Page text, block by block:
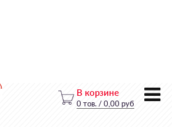
В корзине